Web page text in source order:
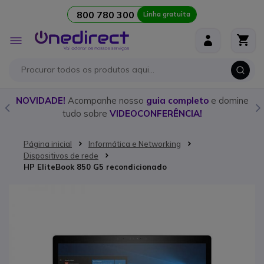
800 780 300 Linha gratuita
Alternar
Nav
NOVIDADE! Acompanhe nosso guia completoe domine
tudo sobre VIDEOCONFERÊNCIA!
Página inicial
Informática e Networking
Dispositivos de rede
HP EliteBook 850 G5 recondicionado